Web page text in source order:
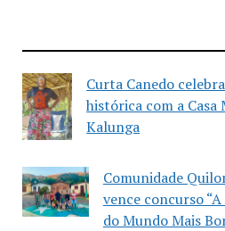
Curta Canedo
histórica com a
Kalunga
Comunidade
vence concurso
do Mundo Mais